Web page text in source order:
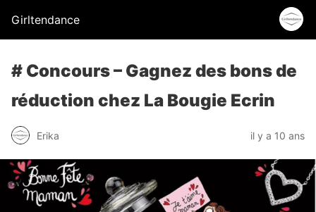
Girltendance
# Concours – Gagnez des bons de
réduction chez La Bougie Ecrin
Erika il y a 10 ans